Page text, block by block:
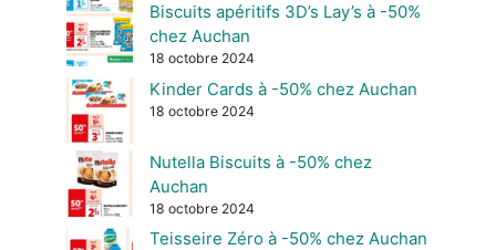
Biscuits apéritifs 3D’s Lay’s à -50%
chez Auchan
18 octobre 2024
Kinder Cards à -50% chez Auchan
18 octobre 2024
Nutella Biscuits à -50% chez
Auchan
18 octobre 2024
Teisseire Zéro à -50% chez Auchan